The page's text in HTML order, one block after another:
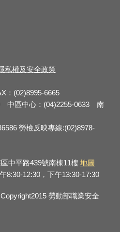
私權及安全政策
：(02)8995-6665
中區中心：(04)2255-0633 南
勞檢反映專線:(02)8978-
中平路439號南棟11樓 地圖
8:30-12:30，下午13:30-17:30
勞動部職業安全